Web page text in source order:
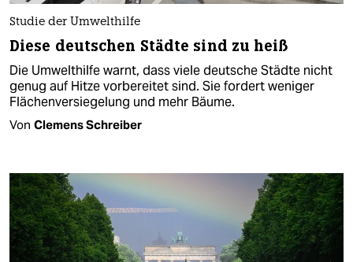
Studie der Umwelthilfe
Diese deutschen Städte sind zu heiß
Die Umwelthilfe warnt, dass viele deutsche Städte nicht
genug auf Hitze vorbereitet sind. Sie fordert weniger
Flächenversiegelung und mehr Bäume.
Von Clemens Schreiber